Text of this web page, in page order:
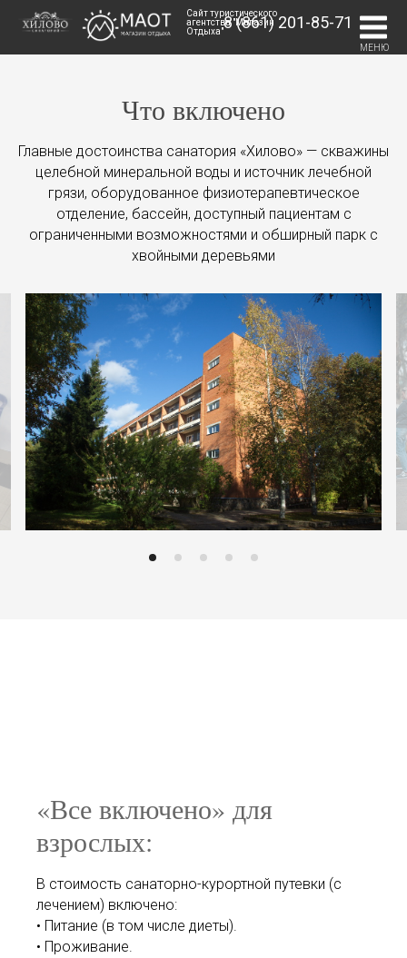
Сайт туристического
агентства "Магазин
Отдыха"8 (861) 201-85-71
МЕНЮ
Что включено
Главные достоинства санатория «Хилово» — скважины
целебной минеральной воды и источник лечебной
грязи, оборудованное физиотерапевтическое
отделение, бассейн, доступный пациентам с
ограниченными возможностями и обширный парк с
хвойными деревьями
«Все включено» для
взрослых:
В стоимость санаторно-курортной путевки (с
лечением) включено:
• Питание (в том числе диеты).
• Проживание.